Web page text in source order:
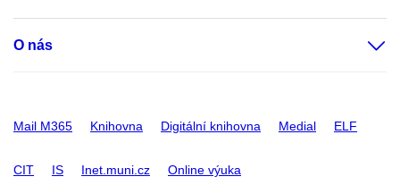
O nás
Mail M365 Knihovna Digitální knihovna Medial ELF
CIT IS Inet.muni.cz Online výuka